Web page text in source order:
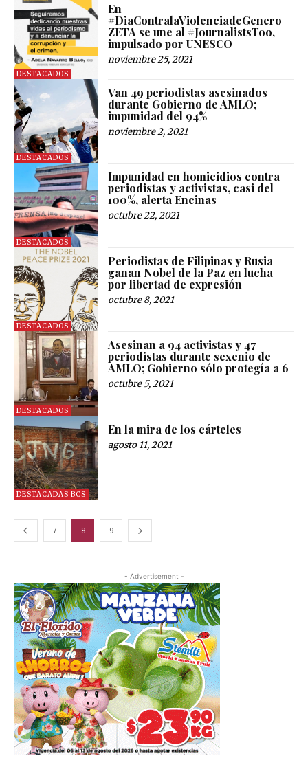
DESTACADOS
En
#DiaContralaViolenciadeGenero
ZETA se une al #JournalistsToo,
impulsado por UNESCO
noviembre 25, 2021
DESTACADOS
Van 49 periodistas asesinados
durante Gobierno de AMLO;
impunidad del 94%
noviembre 2, 2021
DESTACADOS
Impunidad en homicidios contra
periodistas y activistas, casi del
100%, alerta Encinas
octubre 22, 2021
DESTACADOS
Periodistas de Filipinas y Rusia
ganan Nobel de la Paz en lucha
por libertad de expresión
octubre 8, 2021
DESTACADOS
Asesinan a 94 activistas y 47
periodistas durante sexenio de
AMLO; Gobierno sólo protegía a 6
octubre 5, 2021
DESTACADAS BCS
En la mira de los cárteles
agosto 11, 2021
7 8 9
- Advertisement -